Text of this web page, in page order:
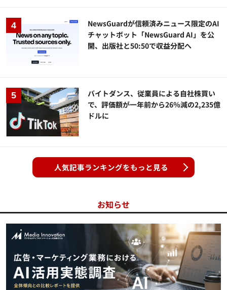
NewsGuardが信頼済みニュース限定のAI
チャットボット「NewsGuard AI」を公
開、出版社と50:50で収益分配へ
バイトダンス、従業員による自社株買い
で、評価額が一年前から26％減の2,235億
ドルに
人気記事ランキングをもっと見る
お知らせ